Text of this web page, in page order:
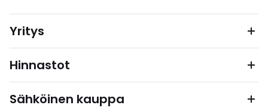
Yritys
Hinnastot
Sähköinen kauppa